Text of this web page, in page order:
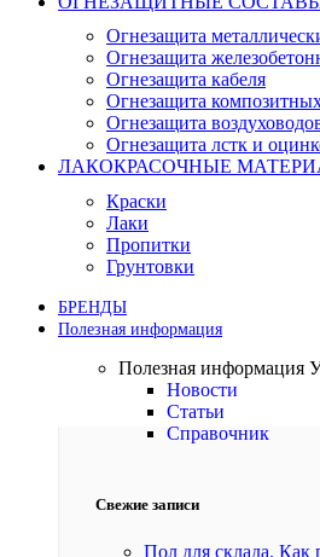
Огнезащита
Огнезащита
Огнезащита кабеля
Огнезащита
Огнезащита
Огнезащита лстк и
ЛАКОКРАСОЧНЫЕ
Краски
Лаки
Пропитки
Грунтовки
БРЕНДЫ
Полезная информация
Полезная информация
Новости
Статьи
Справочник
Свежие записи
Пол для склада. Как